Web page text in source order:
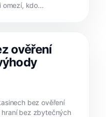
omezí, kdo...
ověření
bez ověření
bez zbytečných